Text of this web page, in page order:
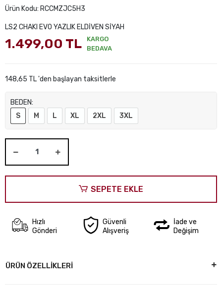
Ürün Kodu: RCCMZJC5H3
LS2 CHAKI EVO YAZLIK ELDİVEN SİYAH
1.499,00 TL
KARGO
BEDAVA
148,65 TL 'den başlayan taksitlerle
BEDEN:
S
M L XL 2XL 3XL
SEPETE EKLE
Hızlı
Gönderi
Güvenli
Alışveriş
İade ve
Değişim
ÜRÜN ÖZELLİKLERİ